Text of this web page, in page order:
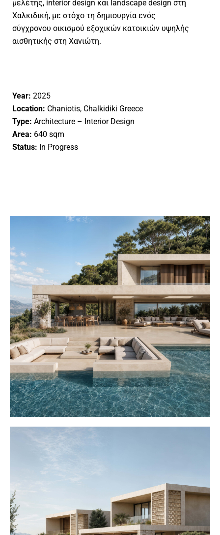
μελέτης, interior design και landscape design στη
Χαλκιδική, με στόχο τη δημιουργία ενός
σύγχρονου οικισμού εξοχικών κατοικιών υψηλής
αισθητικής στη Χανιώτη.
Year: 2025
Location: Chaniotis, Chalkidiki Greece
Type: Architecture – Interior Design
Area: 640 sqm
Status: In Progress